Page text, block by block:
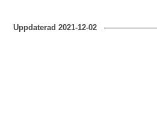
Uppdaterad2021-12-02